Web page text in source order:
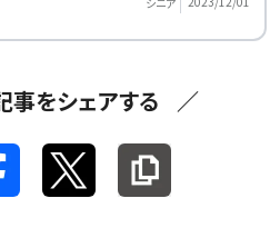
事をシェアする